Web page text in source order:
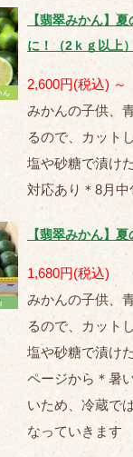
【翡翠みかん】
に！（2ｋｇ以上）
2,600円(税込) ～
みかんの子供、
るので、カット
塩や砂糖で漬け
対応あり＊8月
【翡翠みかん】
1,680円(税込)
みかんの子供、
るので、カット
塩や砂糖で漬け
ページから＊暑
いため、冷蔵で
なっていきます